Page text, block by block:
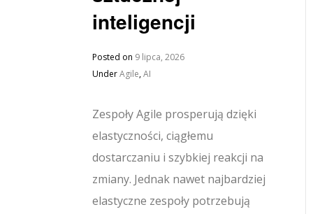
inteligencji
Posted on 9 lipca, 2026
UnderAgile,AI
Zespoły Agile prosperują dzięki
elastyczności, ciągłemu
dostarczaniu i szybkiej reakcji na
zmiany. Jednak nawet najbardziej
elastyczne zespoły potrzebują